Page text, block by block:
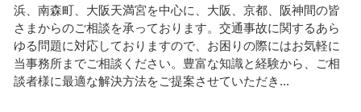
浜、南森町、大阪天満宮を中心に、大阪、京都、阪神間の皆
さまからのご相談を承っております。交通事故に関するあら
ゆる問題に対応しておりますので、お困りの際にはお気軽に
当事務所までご相談ください。豊富な知識と経験から、ご相
談者様に最適な解決方法をご提案させていただき...